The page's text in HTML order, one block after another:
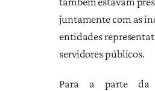
juntamente com as
entidades
servidores públicos.
Para a parte da